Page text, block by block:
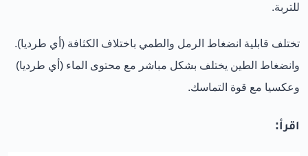
للتربة.
تختلف قابلية انضغاط الرمل والطمي باختلاف الكثافة (أي طرديا).
وانضغاط الطين يختلف بشكل مباشر مع محتوى الماء (أي طرديا)
وعكسيا مع قوة التماسك.
اقرأ: